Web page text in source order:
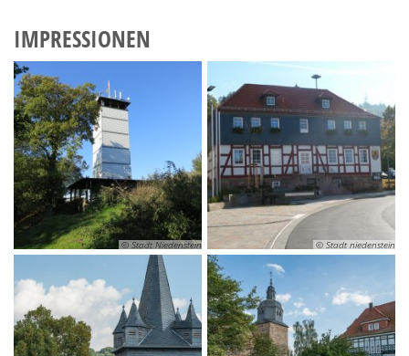
IMPRESSIONEN
© Stadt Niedenstein © Stadt niedenstein